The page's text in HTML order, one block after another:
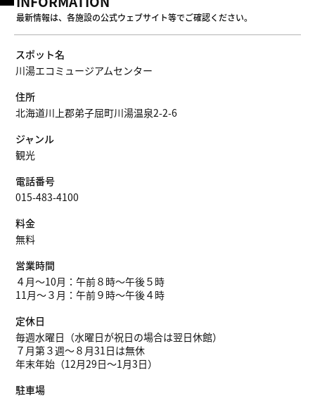
最新情報は、各施設の公式ウェブサイト等でご確認ください。
スポット名
川湯エコミュージアムセンター
住所
北海道川上郡弟子屈町川湯温泉2-2-6
ジャンル
観光
電話番号
015-483-4100
料金
無料
営業時間
４月〜10月：午前８時〜午後５時
11月〜３月：午前９時〜午後４時
定休日
毎週水曜日（水曜日が祝日の場合は翌日休館）
７月第３週～８月31日は無休
年末年始（12月29日～1月3日）
駐車場